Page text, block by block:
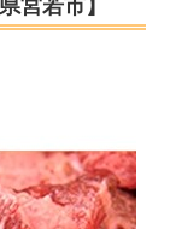
宮若市】